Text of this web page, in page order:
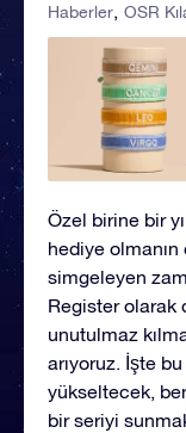
Haberler OSR
Özel birine bir
hediye olmanın
simgeleyen
Register olarak
unutulmaz
arıyoruz. İşte
yükseltecek,
bir seriyi